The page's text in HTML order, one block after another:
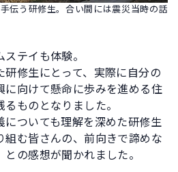
伝う研修生。合い間には震災当時の話
テイも体験。
修生にとって、実際に自分の
に向けて懸命に歩みを進める住
ものとなりました。
ついても理解を深めた研修生
組む皆さんの、前向きで諦めな
の感想が聞かれました。